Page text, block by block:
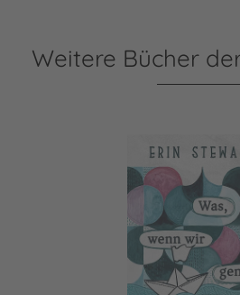
Weitere Bücher